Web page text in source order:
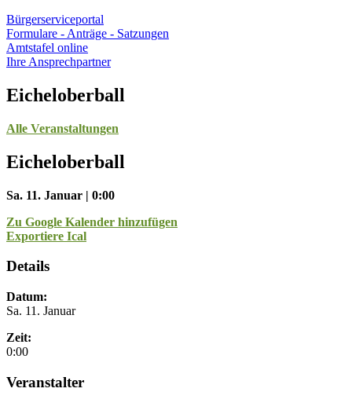
Bürgerserviceportal
Formulare - Anträge - Satzungen
Amtstafel online
Ihre Ansprechpartner
Eicheloberball
Alle Veranstaltungen
Eicheloberball
Sa. 11. Januar | 0:00
Zu Google Kalender hinzufügen
Exportiere Ical
Details
Datum:
Sa. 11. Januar
Zeit:
0:00
Veranstalter